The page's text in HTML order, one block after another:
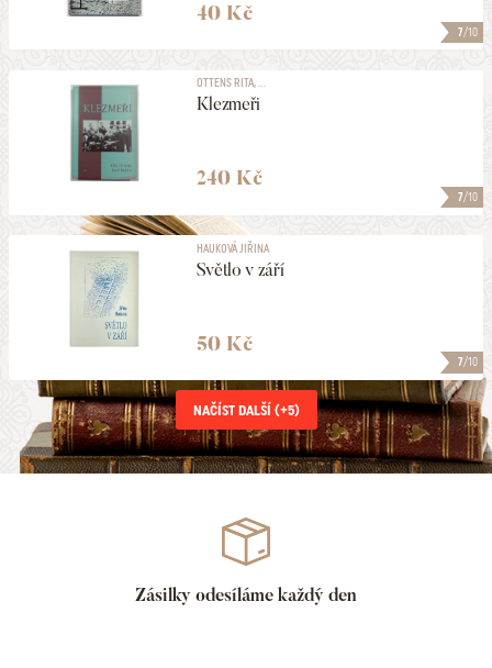
7/10
40 Kč
7/10
OTTENS RITA, ...
Klezmeři
240 Kč
7/10
HAUKOVÁ JIŘINA
Světlo v září
50 Kč
NAČÍST DALŠÍ (+5)
Zásilky odesíláme každý den